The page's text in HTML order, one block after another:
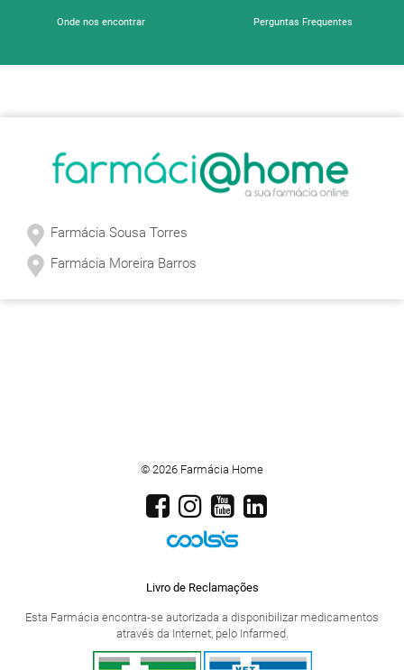
Onde nos encontrar Perguntas Frequentes
Farmácia Sousa Torres
Farmácia Moreira Barros
© 2026 Farmácia Home
Livro de Reclamações
Esta Farmácia encontra-se autorizada a disponibilizar medicamentos
através da Internet, pelo Infarmed.